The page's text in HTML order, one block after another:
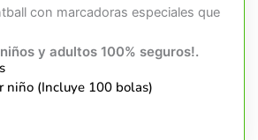
con marcadoras especiales que
y adultos 100% seguros!.
niño (Incluye 100 bolas)